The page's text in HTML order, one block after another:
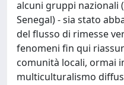
alcuni gruppi nazionali
Senegal) - sia stato
del flusso di rimesse
fenomeni fin qui
comunità locali, ormai
multiculturalismo